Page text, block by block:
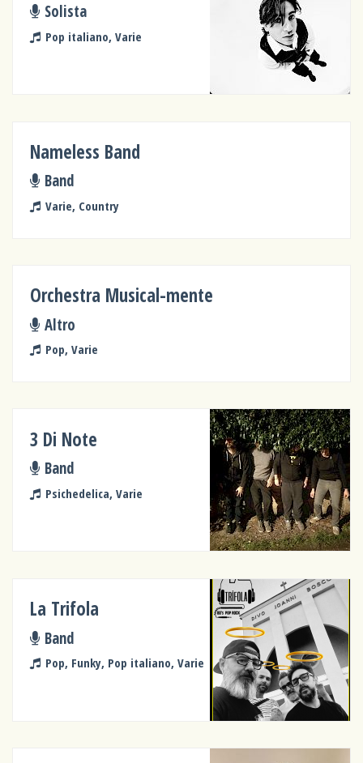
Solista
Pop italiano, Varie
Nameless Band
Band
Varie, Country
Orchestra Musical-mente
Altro
Pop, Varie
3 Di Note
Band
Psichedelica, Varie
La Trifola
Band
Pop, Funky, Pop italiano, Varie